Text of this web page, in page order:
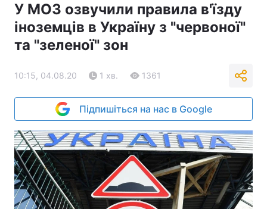
У МОЗ озвучили правила в'їзду
іноземців в Україну з "червоної"
та "зеленої" зон
10:15, 04.08.20 1 хв. 1361
Підпишіться на нас в Google